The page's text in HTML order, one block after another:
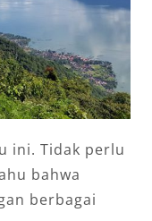
ini. Tidak perlu
bahwa
berbagai